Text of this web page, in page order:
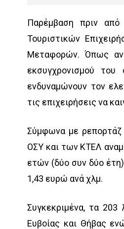
Παρέμβαση πριν
Τουριστικών
Μεταφορών. Όπως
εκσυγχρονισμού
ενδυναμώνουν τον
τις επιχειρήσεις να
Σύμφωνα με ρεπορτάζ
ΟΣΥ και των ΚΤΕΛ
ετών (δύο συν δύο
1,43 ευρώ ανά χλμ.
Συγκεκριμένα, τα
Ευβοίας και Θήβας